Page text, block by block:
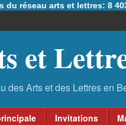
réseau arts et lettres: 8
et
Invitations